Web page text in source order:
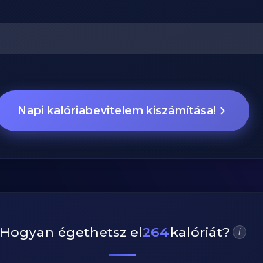
Napi kalóriabevitelem kiszámítása!
Hogyan égethetsz el264kalóriát? i